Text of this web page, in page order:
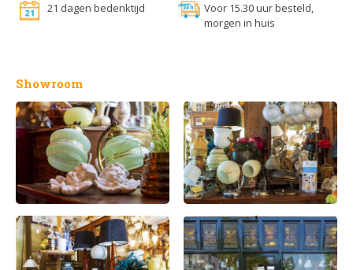
21 dagen bedenktijd
Voor 15.30 uur besteld,
morgen in huis
Showroom